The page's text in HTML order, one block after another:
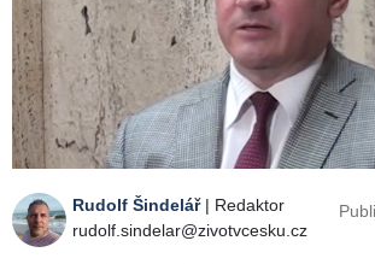
Rudolf Šindelář| Redaktor
rudolf.sindelar@zivotvcesku.cz